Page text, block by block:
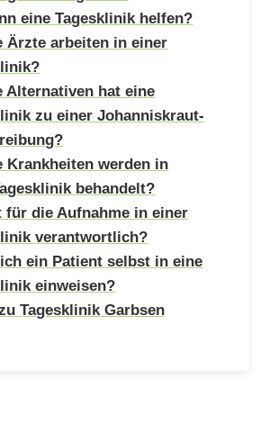
eine Tagesklinik helfen?
Ärzte arbeiten in einer
Alternativen hat eine
zu einer Johanniskraut-
Krankheiten werden in
behandelt?
für die Aufnahme in einer
verantwortlich?
ein Patient selbst in eine
einweisen?
Tagesklinik Garbsen